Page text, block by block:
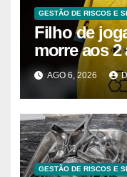
GESTÃO DE RISCOS E
Filho de
morre aos
AGO 6, 2026
GESTÃO DE RISCOS E